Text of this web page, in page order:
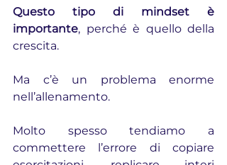
Questo tipo di mindset è
importante, perché è quello della
crescita.
Ma c’è un problema enorme
nell’allenamento.
Molto spesso tendiamo a
commettere l’errore di copiare